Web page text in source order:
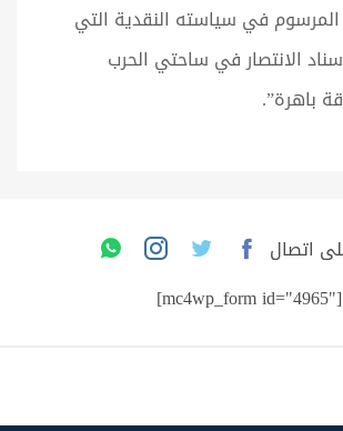
المرسوم في سياسته النقدية التي
الانتصار في ساحتي الحرب
باهرة”.
اتصال
[mc4wp_form id="4965"]